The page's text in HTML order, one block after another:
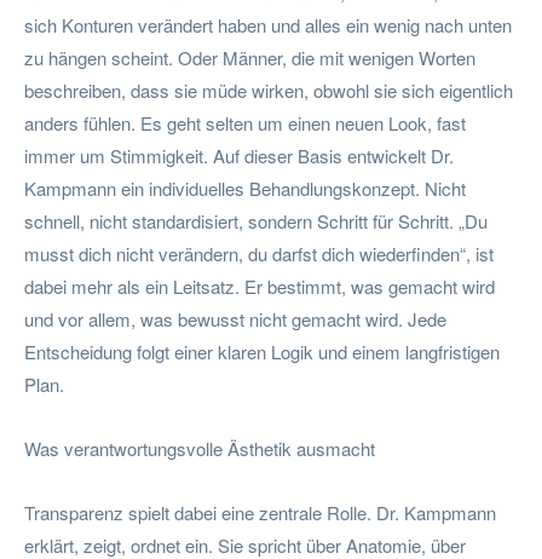
sich Konturen verändert haben und alles ein wenig nach unten
zu hängen scheint. Oder Männer, die mit wenigen Worten
beschreiben, dass sie müde wirken, obwohl sie sich eigentlich
anders fühlen. Es geht selten um einen neuen Look, fast
immer um Stimmigkeit. Auf dieser Basis entwickelt Dr.
Kampmann ein individuelles Behandlungskonzept. Nicht
schnell, nicht standardisiert, sondern Schritt für Schritt. „Du
musst dich nicht verändern, du darfst dich wiederfinden“, ist
dabei mehr als ein Leitsatz. Er bestimmt, was gemacht wird
und vor allem, was bewusst nicht gemacht wird. Jede
Entscheidung folgt einer klaren Logik und einem langfristigen
Plan.
Was verantwortungsvolle Ästhetik ausmacht
Transparenz spielt dabei eine zentrale Rolle. Dr. Kampmann
erklärt, zeigt, ordnet ein. Sie spricht über Anatomie, über